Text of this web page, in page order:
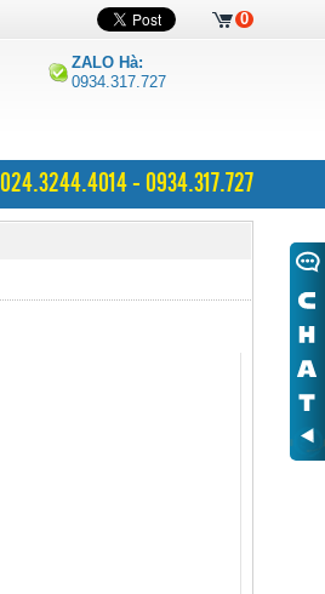
ZALO Hà:
0934.317.727
024.3244.4014 - 0934.317.727
0